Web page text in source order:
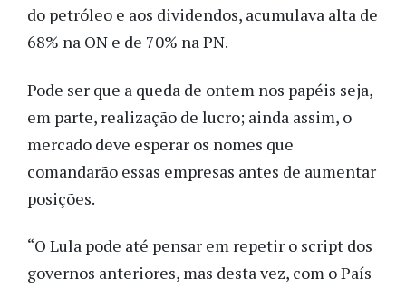
do petróleo e aos dividendos, acumulava alta de
68% na ON e de 70% na PN.
Pode ser que a queda de ontem nos papéis seja,
em parte, realização de lucro; ainda assim, o
mercado deve esperar os nomes que
comandarão essas empresas antes de aumentar
posições.
“O Lula pode até pensar em repetir o script dos
governos anteriores, mas desta vez, com o País